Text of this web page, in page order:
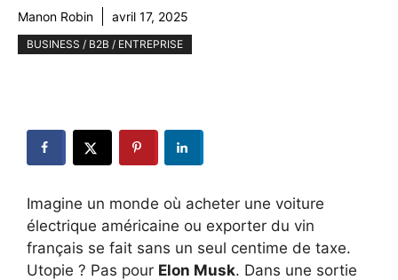
Manon Robin avril 17, 2025
BUSINESS / B2B / ENTREPRISE
Imagine un monde où acheter une voiture
électrique américaine ou exporter du vin
français se fait sans un seul centime de taxe.
Utopie ? Pas pour Elon Musk. Dans une sortie